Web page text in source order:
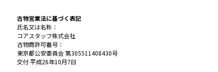
古物営業法に基づく表記
氏名又は名称：
コアスタッフ株式会社
古物商許可番号：
東京都公安委員会 第305511408430号
交付 平成26年10月7日